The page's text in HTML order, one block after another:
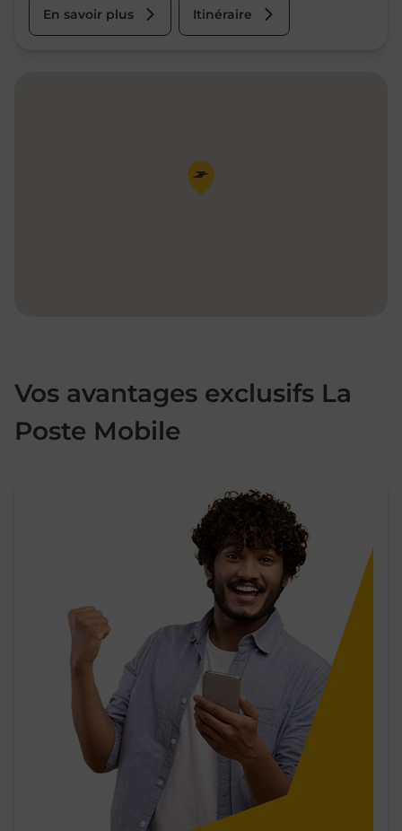
En savoir plus Itinéraire
Pin de la carte
Vos avantages exclusifs La
Poste Mobile